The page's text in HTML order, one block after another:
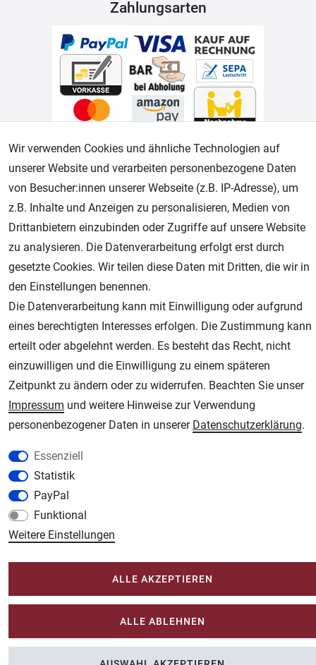
Zahlungsarten
Unsere weiteren Shops:
Schmincke-City.de
Schmincke Künstlerfarben das Gesamtsortiment
Plotter-City.com
Modellbau-City.com
Military + Tabletop Plastikmodelle und Modellbau Farben - Bringen Sie Farbe ins
Spiel.
Im-Shop-kaufen.de
Küchen Zubehör - Haus/Garten - Tierbedarf
Wir verwenden Cookies und ähnliche Technologien auf
unserer Website und verarbeiten personenbezogene Daten
von Besucher:innen unserer Webseite (z.B. IP-Adresse), um
z.B. Inhalte und Anzeigen zu personalisieren, Medien von
Drittanbietern einzubinden oder Zugriffe auf unsere Website
zu analysieren. Die Datenverarbeitung erfolgt erst durch
gesetzte Cookies. Wir teilen diese Daten mit Dritten, die wir in
den Einstellungen benennen.
Die Datenverarbeitung kann mit Einwilligung oder aufgrund
eines berechtigten Interesses erfolgen. Die Zustimmung kann
erteilt oder abgelehnt werden. Es besteht das Recht, nicht
einzuwilligen und die Einwilligung zu einem späteren
Zeitpunkt zu ändern oder zu widerrufen. Beachten Sie unser
Impressum und weitere Hinweise zur Verwendung
personenbezogener Daten in unserer Daten­schutz­erklärung.
Essenziell
Statistik
PayPal
Funktional
Weitere Einstellungen
ALLE AKZEPTIEREN
ALLE ABLEHNEN